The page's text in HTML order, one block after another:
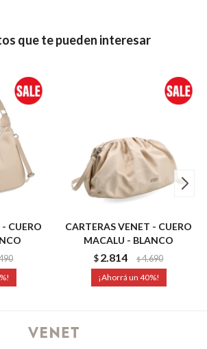
que te pueden interesar
CUERO
CARTERAS VENET - CUERO
MACALU - BLANCO
$2.814 $4.690
40